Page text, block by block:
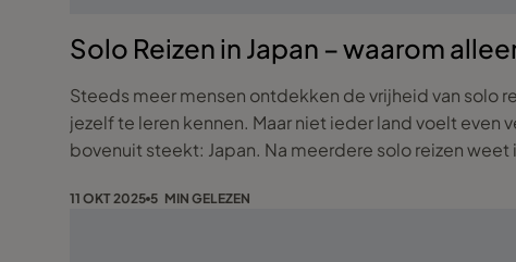
Solo Reizen in Japan – waarom
Steeds meer mensen ontdekken de vrijheid van solo
jezelf te leren kennen. Maar niet ieder land voelt
bovenuit steekt: Japan. Na meerdere solo reizen weet
11 OKT 2025 5 MIN GELEZEN